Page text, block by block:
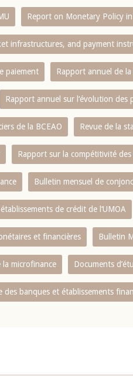
Report on Monetary Policy
infrastructures, and payment
paiement Rapport annuel de la
Rapport annuel sur l‘évolution des
de la BCEAO Revue de la
Rapport sur la compétitivité des
Bulletin mensuel de
de crédit de l‘UMOA
et financières Bulletin
la microfinance Documents
des banques et établissements